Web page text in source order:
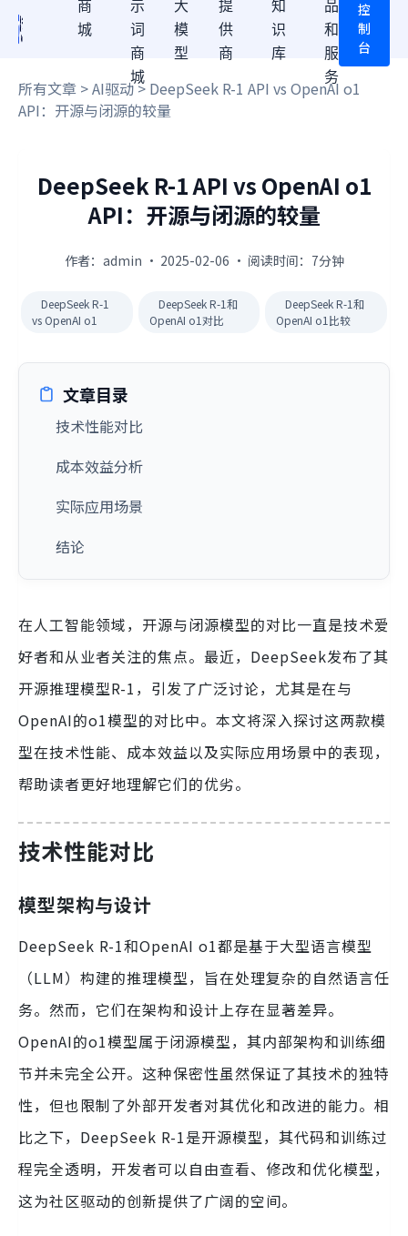
商
城
示
词
商
城
大
模
型
提
供
商
知
识
库
品
和
服
务
控
制
台
所有文章 >AI驱动> DeepSeek R-1 API vs OpenAI o1
API：开源与闭源的较量
DeepSeek R-1 API vs OpenAI o1
API：开源与闭源的较量
作者：admin · 2025-02-06 · 阅读时间：7分钟
DeepSeek R-1
vs OpenAI o1
DeepSeek R-1和
OpenAI o1对比
DeepSeek R-1和
OpenAI o1比较
文章目录
技术性能对比
成本效益分析
实际应用场景
结论
在人工智能领域，开源与闭源模型的对比一直是技术爱
好者和从业者关注的焦点。最近，DeepSeek发布了其
开源推理模型R-1，引发了广泛讨论，尤其是在与
OpenAI的o1模型的对比中。本文将深入探讨这两款模
型在技术性能、成本效益以及实际应用场景中的表现，
帮助读者更好地理解它们的优劣。
技术性能对比
模型架构与设计
DeepSeek R-1和OpenAI o1都是基于大型语言模型
（LLM）构建的推理模型，旨在处理复杂的自然语言任
务。然而，它们在架构和设计上存在显著差异。
OpenAI的o1模型属于闭源模型，其内部架构和训练细
节并未完全公开。这种保密性虽然保证了其技术的独特
性，但也限制了外部开发者对其优化和改进的能力。相
比之下，DeepSeek R-1是开源模型，其代码和训练过
程完全透明，开发者可以自由查看、修改和优化模型，
这为社区驱动的创新提供了广阔的空间。